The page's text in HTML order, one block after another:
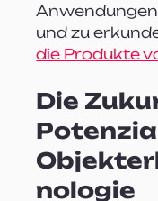
und zu
die Produkte
Die
nologie